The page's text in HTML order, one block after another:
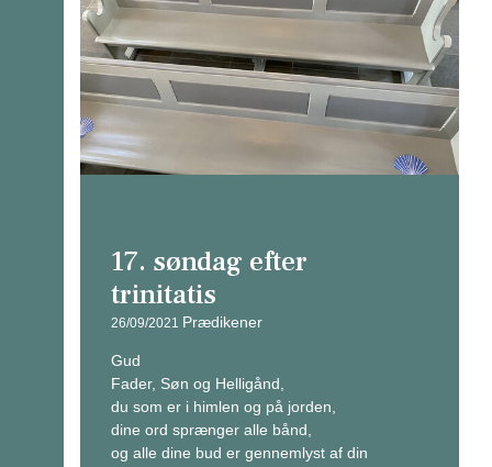
17. søndag efter
trinitatis
26/09/2021 Prædikener
Gud
Fader, Søn og Helligånd,
du som er i himlen og på jorden,
dine ord sprænger alle bånd,
og alle dine bud er gennemlyst af din